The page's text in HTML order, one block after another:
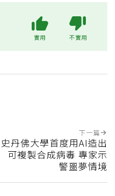
實用 不實用
下一篇
史丹佛大學首度用AI造出
可複製合成病毒 專家示
警噩夢情境